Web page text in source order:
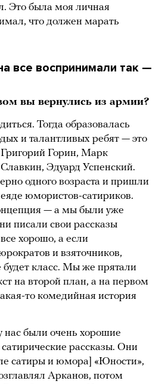
Это была моя личная
что должен марать
все воспринимали так —
вы вернулись из армии?
Тогда образовалась
и талантливых ребят — это
Горин, Марк
Эдуард Успенский.
одного возраста и пришли
юмористов-сатириков.
— а мы были уже
писали свои рассказы
хорошо, а если
и взяточников,
будет класс. Мы же прятали
на второй план, а на первом
то комедийная история
были очень хорошие
рассказы. Они
сатиры и юмора] «Юности»,
Арканов, потом